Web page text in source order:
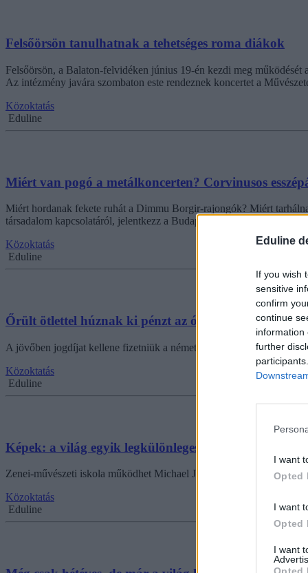
Eduline
If you wish
sensitive
confirm
continue
information
further
I want
Opted
I want
Opted
I want
Felsőörsön tanulhatnak a tehetséges roma diákok
Felsőörsön, a Balaton-felvidéken június 19-én kezdi meg
Az intézmény javára szombaton este rendeznek koncertet a
Közoktatás
Eduline
Miért van pogó a metálkoncerten? Corvinusos
Miért hordanak fekete ruhát a Dimmu Borgir-rajongók? Miért
társadalom kapcsolatáról, jelentkezz a Budapesti Corvinus Egyetem
Közoktatás
Eduline
Őrült ötlettel húznak ki pénzt az óvodák zsebéből
A jövőben jogdíjat kellene fizetniük a németországi óvodáknak, ha a
Közoktatás
Eduline
Képek: a világ egyik legkülönlegesebb birtokán
Zenei-művészeti iskola működhet Michael Jackson egykori birtokán,
Közoktatás
Eduline